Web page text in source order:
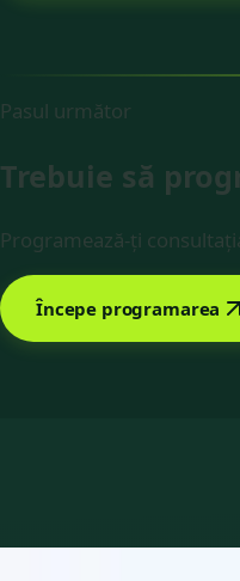
Pasul următor
Trebuie să
Programează-ți
Începe programarea